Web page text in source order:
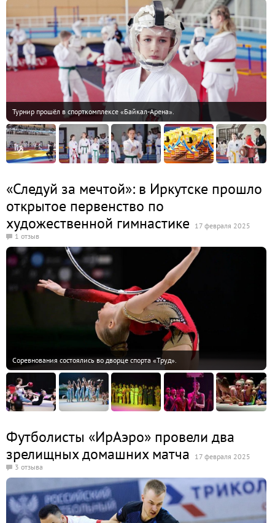
Турнир прошёл в спорткомплексе «Байкал-Арена».
«Следуй за мечтой»: в Иркутске прошло
открытое первенство по
художественной гимнастике
17 февраля 2025
1 отзыв
Соревнования состоялись во дворце спорта «Труд».
Футболисты «ИрАэро» провели два
зрелищных домашних матча
17 февраля 2025
3 отзыва